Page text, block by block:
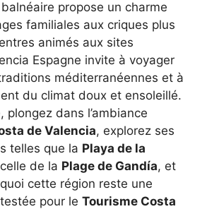
propose un charme
familiales aux criques plus
animés aux sites
Espagne invite à voyager
méditerranéennes et à
du climat doux et ensoleillé.
plongez dans l’ambiance
de Valencia, explorez ses
telles que la Playa de la
de la Plage de Gandía, et
cette région reste une
pour le Tourisme Costa